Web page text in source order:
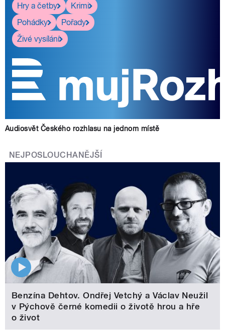
Hry a četby
Krimi
Pohádky
Pořady
Živé vysílání
Audiosvět Českého rozhlasu na jednom místě
NEJPOSLOUCHANĚJŠÍ
Benzína Dehtov. Ondřej Vetchý a Václav Neužil
v Pýchově černé komedii o životě hrou a hře
o život